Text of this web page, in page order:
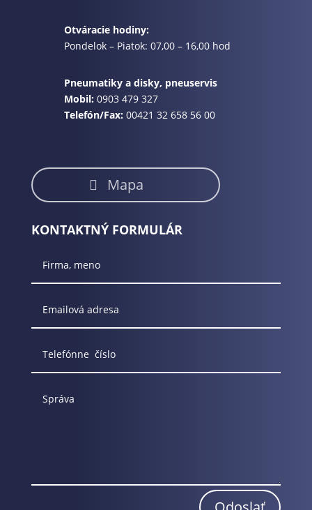
Otváracie hodiny:
Pondelok – Piatok: 07,00 – 16,00 hod
Pneumatiky a disky, pneuservis
Mobil: 0903 479 327
Telefón/Fax:00421 32 658 56 00
Mapa
KONTAKTNÝ FORMULÁR